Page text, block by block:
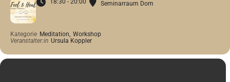
18:30 - 20:00 Seminarraum Dom
Kategorie Meditation, Workshop
Veranstalter:in Ursula Koppler